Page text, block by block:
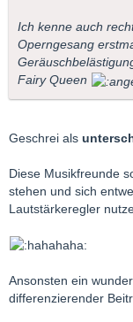
Ich kenne auch
Operngesang
Fairy Queen
Geschrei als
Diese Musikfreunde
stehen und sich
Lautstärkeregler
Ansonsten ein
differenzierender